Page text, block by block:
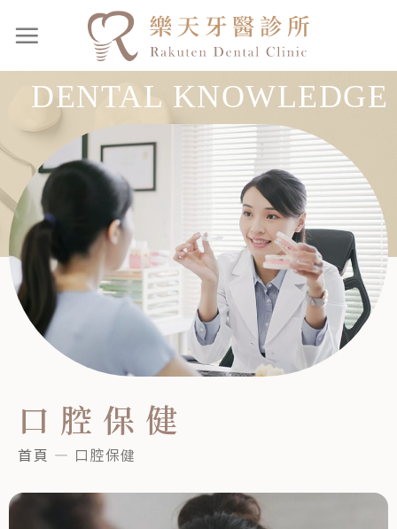
DENTAL KNOWLEDGE
口腔保健
首頁 — 口腔保健